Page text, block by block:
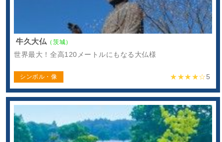
牛久大仏 （茨城）
世界最大！全高120メートルにもなる大仏様
シンボル・像 ★★★★☆5